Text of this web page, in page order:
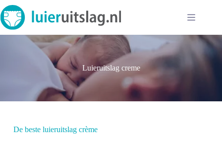
Ga
naar
de
inhoud
Luieruitslag creme
De beste luieruitslag crème